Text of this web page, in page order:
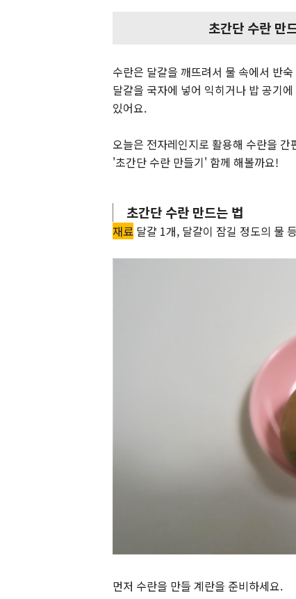
초간단 수란 만
수란은 달걀을 깨뜨려서 물 속에서 반
달걀을 국자에 넣어 익히거나 밥 공기
있어요.
오늘은 전자레인지로 활용해 수란을
'초간단 수란 만들기' 함께 해볼까요!
초간단 수란 만드는 법
재료 달걀 1개, 달걀이 잠길 정도의 물 등
먼저 수란을 만들 계란을 준비하세요.